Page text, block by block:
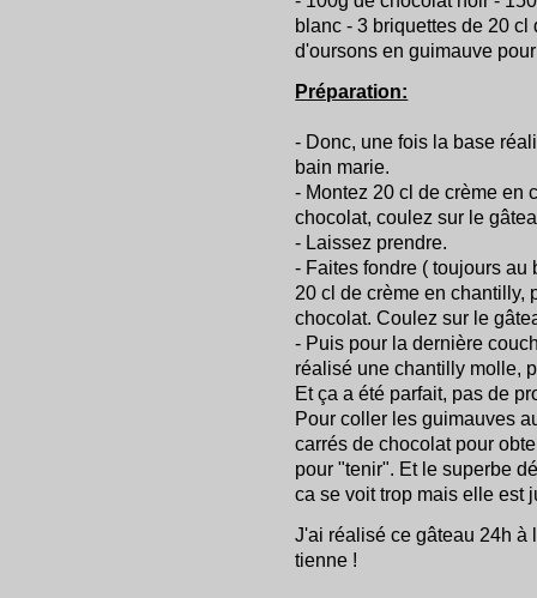
blanc - 3 briquettes de 20
d'oursons en guimauve
Préparation:
- Donc, une fois la base
bain marie.
- Montez 20 cl de crème en
chocolat, coulez sur le
- Laissez prendre.
- Faites fondre ( toujours
20 cl de crème en chantilly,
chocolat. Coulez sur le
- Puis pour la dernière
réalisé une chantilly molle,
Et ça a été parfait, pas de
Pour coller les guimauves
carrés de chocolat pour
pour "tenir". Et le superbe
ca se voit trop mais elle est
J'ai réalisé ce gâteau 24h à
tienne !